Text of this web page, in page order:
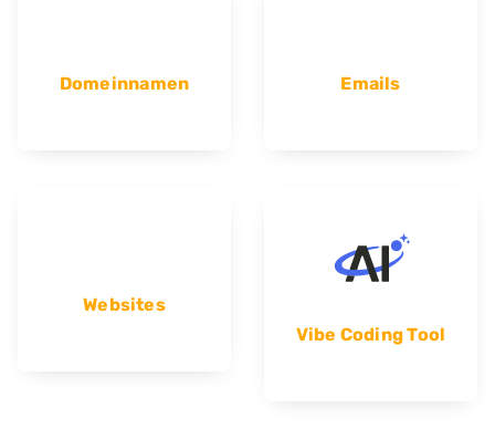
Domeinnamen Emails
Websites
Vibe Coding Tool